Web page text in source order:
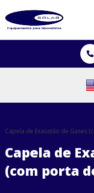
Capela de Exaustão de Gases
Capela de
(com porta